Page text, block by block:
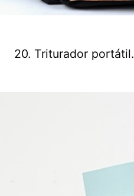
20. Triturador portátil.